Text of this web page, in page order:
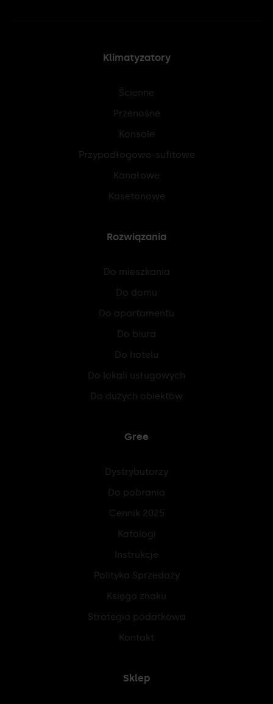
Klimatyzatory
Ścienne
Przenośne
Konsole
Przypodłogowo-sufitowe
Kanałowe
Kasetonowe
Rozwiązania
Do mieszkania
Do domu
Do apartamentu
Do biura
Do hotelu
Do lokali usługowych
Do dużych obiektów
Gree
Dystrybutorzy
Do pobrania
Cennik 2025
Katalogi
Instrukcje
Polityka Sprzedaży
Księga znaku
Strategia podatkowa
Kontakt
Sklep